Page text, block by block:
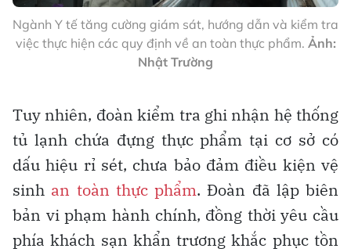
Ngành Y tế tăng cường giám sát, hướng dẫn và kiểm tra
việc thực hiện các quy định về an toàn thực phẩm. Ảnh:
Nhật Trường
Tuy nhiên, đoàn kiểm tra ghi nhận hệ thống
tủ lạnh chứa đựng thực phẩm tại cơ sở có
dấu hiệu rỉ sét, chưa bảo đảm điều kiện vệ
sinh an toàn thực phẩm. Đoàn đã lập biên
bản vi phạm hành chính, đồng thời yêu cầu
phía khách sạn khẩn trương khắc phục tồn